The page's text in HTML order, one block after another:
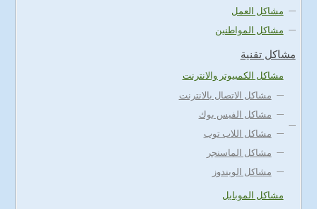
مشاكل العمل
مشاكل المواطنين
مشاكل تقنية
مشاكل الكمبيوتر والانترنت
مشاكل الاتصال بالانترنت
مشاكل الفيس بوك
مشاكل اللاب توب
مشاكل الماسنجر
مشاكل الويندوز
مشاكل الموبايل